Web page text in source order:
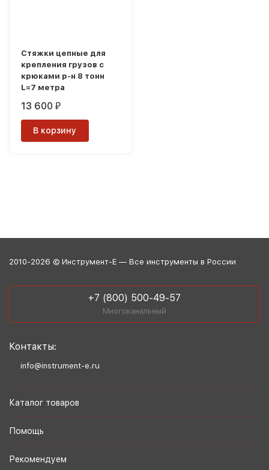
Стяжки цепные для
крепления грузов с
крюками р-н 8 тонн
L=7 метра
13 600₽
В корзину
2010-2026 © Инструмент-Е — Все инструменты в России
+7 (800) 500-49-57
Многоканальный
Контакты:
info@instrument-e.ru
Каталог товаров
Помощь
Рекомендуем